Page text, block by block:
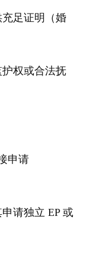
足证明（婚
权或合法抚
申请
请独立 EP 或